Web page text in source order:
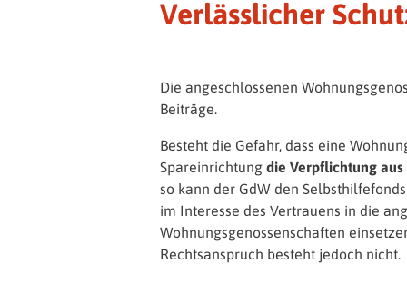
Verlässlicher
Die angeschlossenen
Beiträge.
Besteht die Gefahr, dass eine
Spareinrichtung die Verpflichtung
so kann der GdW den
im Interesse des Vertrauens in die
Wohnungsgenossenschaften
Rechtsanspruch besteht jedoch nicht.